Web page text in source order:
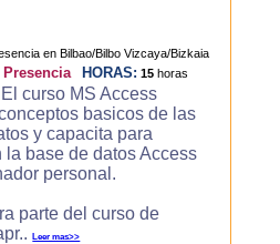
Presencia HORAS: 15 horas
El curso MS Access
basicos de las
y capacita para
la base de datos Access
personal.
parte del curso de
Leer mas>>